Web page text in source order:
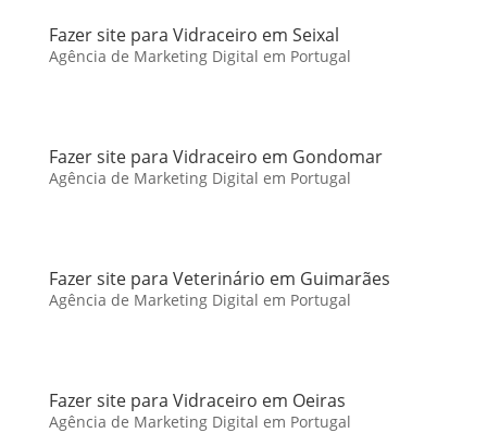
Fazer site para Vidraceiro em Seixal
Agência de Marketing Digital em Portugal
Fazer site para Vidraceiro em Gondomar
Agência de Marketing Digital em Portugal
Fazer site para Veterinário em Guimarães
Agência de Marketing Digital em Portugal
Fazer site para Vidraceiro em Oeiras
Agência de Marketing Digital em Portugal